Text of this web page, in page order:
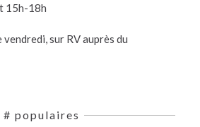
15h-18h
sur RV auprès du
# populaires